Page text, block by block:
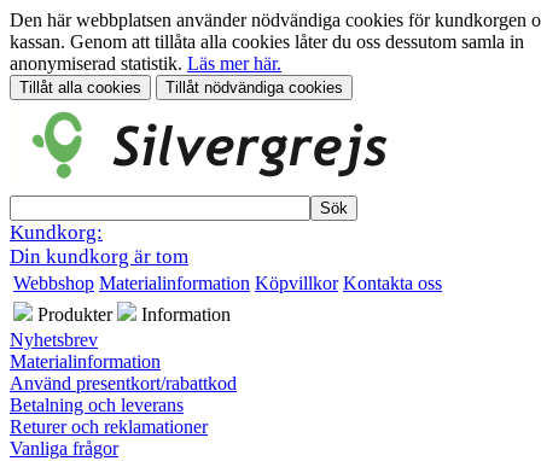
Den här webbplatsen använder nödvändiga cookies för kundkorgen
kassan. Genom att tillåta alla cookies låter du oss dessutom samla in
anonymiserad statistik. Läs mer här.
Kundkorg:
Din kundkorg är tom
Webbshop Materialinformation Köpvillkor Kontakta oss
Produkter
Information
Nyhetsbrev
Materialinformation
Använd presentkort/rabattkod
Betalning och leverans
Returer och reklamationer
Vanliga frågor